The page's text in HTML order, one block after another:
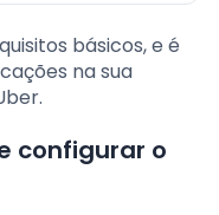
básicos, e é
na sua
configurar o